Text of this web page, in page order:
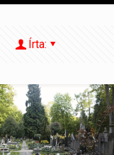
Írta: